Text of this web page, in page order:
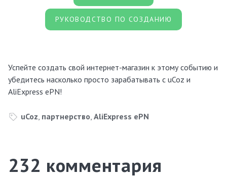
РУКОВОДСТВО ПО СОЗДАНИЮ
Успейте создать свой интернет-магазин к этому событию и
убедитесь насколько просто зарабатывать с uCoz и
AliExpress ePN!
uCoz партнерство AliExpress ePN
232 комментария